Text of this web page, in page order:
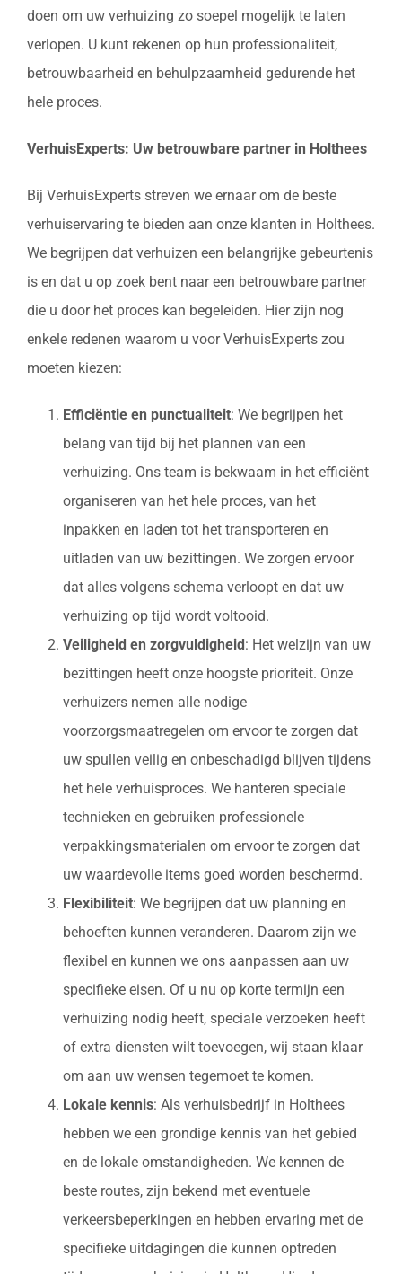
doen om uw verhuizing zo soepel mogelijk te laten
verlopen. U kunt rekenen op hun professionaliteit,
betrouwbaarheid en behulpzaamheid gedurende het
hele proces.
VerhuisExperts: Uw betrouwbare partner in Holthees
Bij VerhuisExperts streven we ernaar om de beste
verhuiservaring te bieden aan onze klanten in Holthees.
We begrijpen dat verhuizen een belangrijke gebeurtenis
is en dat u op zoek bent naar een betrouwbare partner
die u door het proces kan begeleiden. Hier zijn nog
enkele redenen waarom u voor VerhuisExperts zou
moeten kiezen:
Efficiëntie en punctualiteit: We begrijpen het
belang van tijd bij het plannen van een
verhuizing. Ons team is bekwaam in het efficiënt
organiseren van het hele proces, van het
inpakken en laden tot het transporteren en
uitladen van uw bezittingen. We zorgen ervoor
dat alles volgens schema verloopt en dat uw
verhuizing op tijd wordt voltooid.
Veiligheid en zorgvuldigheid : Het welzijn van uw
bezittingen heeft onze hoogste prioriteit. Onze
verhuizers nemen alle nodige
voorzorgsmaatregelen om ervoor te zorgen dat
uw spullen veilig en onbeschadigd blijven tijdens
het hele verhuisproces. We hanteren speciale
technieken en gebruiken professionele
verpakkingsmaterialen om ervoor te zorgen dat
uw waardevolle items goed worden beschermd.
Flexibiliteit: We begrijpen dat uw planning en
behoeften kunnen veranderen. Daarom zijn we
flexibel en kunnen we ons aanpassen aan uw
specifieke eisen. Of u nu op korte termijn een
verhuizing nodig heeft, speciale verzoeken heeft
of extra diensten wilt toevoegen, wij staan klaar
om aan uw wensen tegemoet te komen.
Lokale kennis: Als verhuisbedrijf in Holthees
hebben we een grondige kennis van het gebied
en de lokale omstandigheden. We kennen de
beste routes, zijn bekend met eventuele
verkeersbeperkingen en hebben ervaring met de
specifieke uitdagingen die kunnen optreden